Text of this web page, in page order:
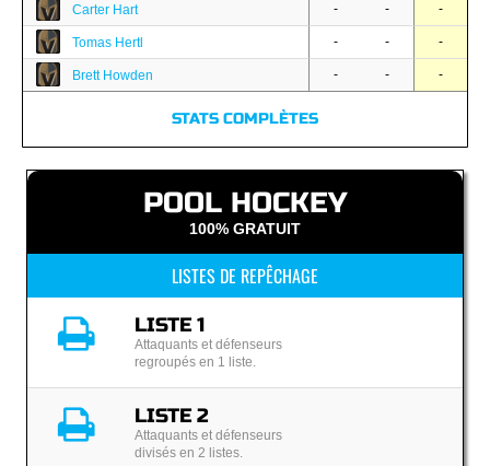
Carter Hart - - -
Tomas Hertl - - -
Brett Howden - - -
STATS COMPLÈTES
POOL HOCKEY
100% GRATUIT
LISTES DE REPÊCHAGE
LISTE 1
Attaquants et défenseurs
regroupés en 1 liste.
LISTE 2
Attaquants et défenseurs
divisés en 2 listes.